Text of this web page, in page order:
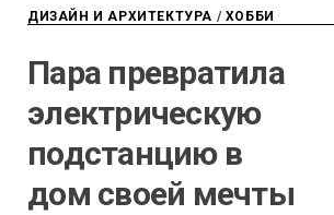
ДИЗАЙН И АРХИТЕКТУРА / ХОББИ
Пара превратила
электрическую
подстанцию в
дом своей мечты